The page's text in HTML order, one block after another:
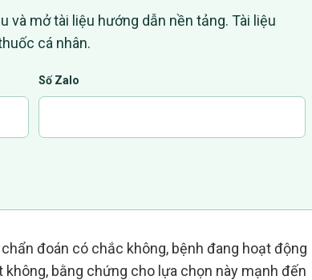
và mở tài liệu hướng dẫn nền tảng. Tài liệu
cá nhân.
Số Zalo
đoán có chắc không, bệnh đang hoạt động
bằng chứng cho lựa chọn này mạnh đến